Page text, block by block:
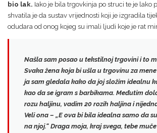
bio lak. Iako je bila trgovkinja po struci te je lako
shvatila je da sustav vrijednosti koji je izgradila
odudara od onog kojeg su imali ljudi koje je rat
Našla sam posao u tekstilnoj trgovini i to
Svaka žena koja bi ušla u trgovinu za
ja sam gledala kako da joj složim idealnu
kao da se igram s barbikama. Međutim
rozu haljinu, vadim 20 rozih haljina i
Veli ona – „E ova bi bila idealna samo da
na njoj.“ Draga moja, kraj svega, tebe